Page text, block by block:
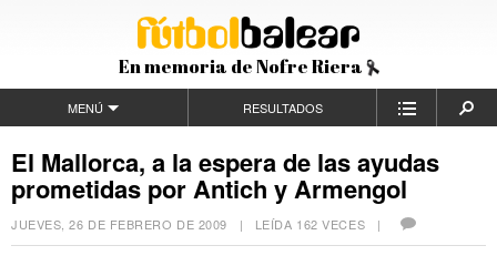
En memoria de Nofre Riera
MENÚ RESULTADOS
El Mallorca, a la espera de las ayudas
prometidas por Antich y Armengol
JUEVES, 26 DE FEBRERO DE 2009 | LEÍDA 162 VECES |